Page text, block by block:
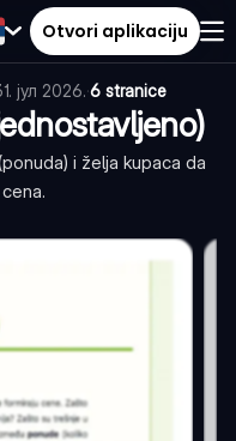
Otvori aplikaciju
јул 2026.·6 stranice
i želja kupaca da